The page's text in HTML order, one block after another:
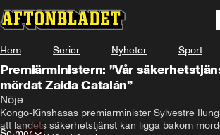
Hem Serier Nyheter Sport
Premiärministern: ”Vår
mördat Zaida Catalán”
Nöje
Kongo-Kinshasas premiärminister Sylvestre
att landets säkerhetstjänst kan ligga bakom